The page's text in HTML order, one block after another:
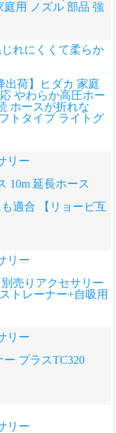
庭用 ノズル 部品 強
れにくくて柔らか
出荷】ヒダカ 家庭
やわらか高圧ホー
ホースが折れな
トタイプ ライトグ
リー
10m 延長ホース
適合 【リョービ互
リー
売りアクセサリー
トレーナー+自吸用
リー
ー プラスTC320
リー